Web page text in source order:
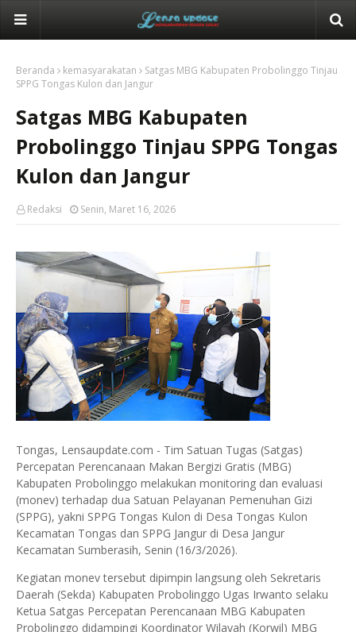
Beranda kemasyarakatan
Satgas MBG Kabupaten Probolinggo Tinjau
SPPG Tongas Kulon dan Jangur
Satgas MBG Kabupaten
Probolinggo Tinjau SPPG Tongas
Kulon dan Jangur
Redaksi Senin, Maret 16, 2026
Tongas, Lensaupdate.com - Tim Satuan Tugas (Satgas)
Percepatan Perencanaan Makan Bergizi Gratis (MBG)
Kabupaten Probolinggo melakukan monitoring dan evaluasi
(monev) terhadap dua Satuan Pelayanan Pemenuhan Gizi
(SPPG), yakni SPPG Tongas Kulon di Desa Tongas Kulon
Kecamatan Tongas dan SPPG Jangur di Desa Jangur
Kecamatan Sumberasih, Senin (16/3/2026).
Kegiatan monev tersebut dipimpin langsung oleh Sekretaris
Daerah (Sekda) Kabupaten Probolinggo Ugas Irwanto selaku
Ketua Satgas Percepatan Perencanaan MBG Kabupaten
Probolinggo didampingi Koordinator Wilayah (Korwil) MBG